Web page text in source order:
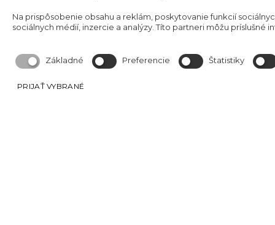
Na prispôsobenie obsahu a reklám, poskytovanie funkcií
sociálnych médií, inzercie a analýzy. Títo partneri môžu
Základné Preferencie Štatistiky
PRIJAŤ VYBRANÉ